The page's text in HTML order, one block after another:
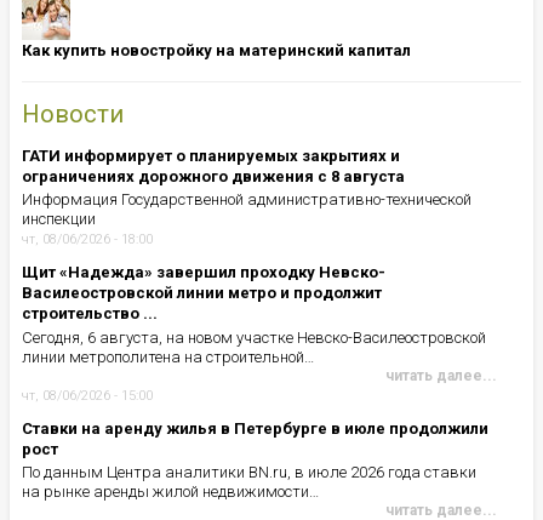
Как купить новостройку на материнский капитал
Новости
ГАТИ информирует о планируемых закрытиях и
ограничениях дорожного движения с 8 августа
Информация Государственной административно-технической
инспекции
чт, 08/06/2026 - 18:00
Щит «Надежда» завершил проходку Невско-
Василеостровской линии метро и продолжит
строительство ...
Сегодня, 6 августа, на новом участке Невско-Василеостровской
линии метрополитена на строительной…
читать далее...
чт, 08/06/2026 - 15:00
Ставки на аренду жилья в Петербурге в июле продолжили
рост
По данным Центра аналитики BN.ru, в июле 2026 года ставки
на рынке аренды жилой недвижимости…
читать далее...